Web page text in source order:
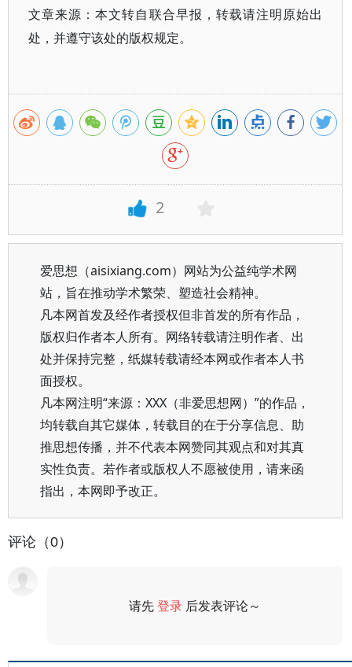
文章来源：本文转自联合早报，转载请注明原始出
处，并遵守该处的版权规定。
2
爱思想（aisixiang.com）网站为公益纯学术网
站，旨在推动学术繁荣、塑造社会精神。
凡本网首发及经作者授权但非首发的所有作品，
版权归作者本人所有。网络转载请注明作者、出
处并保持完整，纸媒转载请经本网或作者本人书
面授权。
凡本网注明“来源：XXX（非爱思想网）”的作品，
均转载自其它媒体，转载目的在于分享信息、助
推思想传播，并不代表本网赞同其观点和对其真
实性负责。若作者或版权人不愿被使用，请来函
指出，本网即予改正。
评论（0）
请先登录 后发表评论～